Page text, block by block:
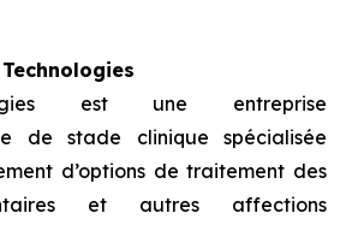
est une entreprise
de stade clinique spécialisée
d’options de traitement des
et autres affections